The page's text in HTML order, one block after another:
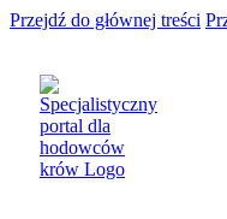
Przejdź do głównej treści